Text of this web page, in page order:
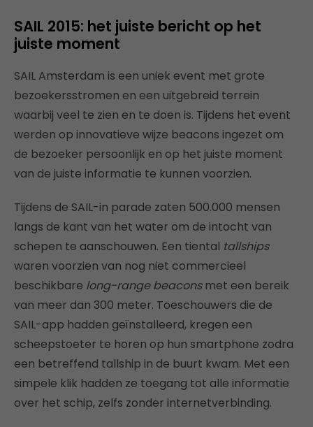
SAIL 2015: het juiste bericht op het
juiste moment
SAIL Amsterdam is een uniek event met grote
bezoekersstromen en een uitgebreid terrein
waarbij veel te zien en te doen is. Tijdens het event
werden op innovatieve wijze beacons ingezet om
de bezoeker persoonlijk en op het juiste moment
van de juiste informatie te kunnen voorzien.
Tijdens de SAIL-in parade zaten 500.000 mensen
langs de kant van het water om de intocht van
schepen te aanschouwen. Een tiental tallships
waren voorzien van nog niet commercieel
beschikbare long-range beaconsmet een bereik
van meer dan 300 meter. Toeschouwers die de
SAIL-app hadden geïnstalleerd, kregen een
scheepstoeter te horen op hun smartphone zodra
een betreffend tallship in de buurt kwam. Met een
simpele klik hadden ze toegang tot alle informatie
over het schip, zelfs zonder internetverbinding.